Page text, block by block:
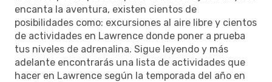
encanta la aventura, existen cientos de
posibilidades como: excursiones al aire libre y cientos
de actividades en Lawrence donde poner a prueba
tus niveles de adrenalina. Sigue leyendo y más
adelante encontrarás una lista de actividades que
hacer en Lawrence según la temporada del año en